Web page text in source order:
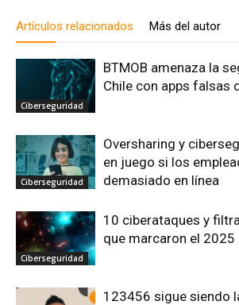
Artículos relacionados Más del autor
Ciberseguridad
BTMOB amenaza la
Chile con apps falsas
Ciberseguridad
Oversharing y
en juego si los
demasiado en línea
Ciberseguridad
10 ciberataques y
que marcaron el 2025
123456 sigue siendo